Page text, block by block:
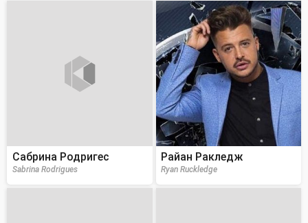
Сабрина Родригес
Sabrina Rodrigues
Райан Ракледж
Ryan Ruckledge